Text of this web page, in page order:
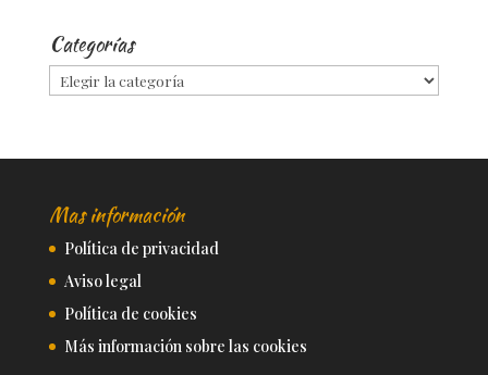
Categorías
Categorías
Mas información
Política de privacidad
Aviso legal
Política de cookies
Más información sobre las cookies